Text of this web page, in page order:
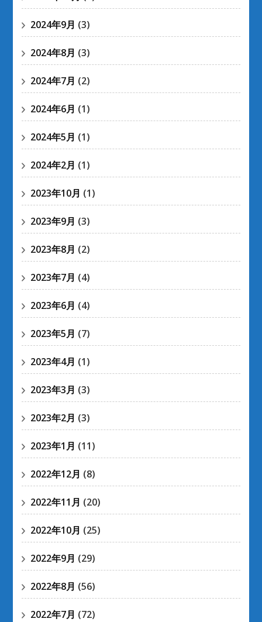
2024年9月 (3)
2024年8月 (3)
2024年7月 (2)
2024年6月 (1)
2024年5月 (1)
2024年2月 (1)
2023年10月 (1)
2023年9月 (3)
2023年8月 (2)
2023年7月 (4)
2023年6月 (4)
2023年5月 (7)
2023年4月 (1)
2023年3月 (3)
2023年2月 (3)
2023年1月 (11)
2022年12月 (8)
2022年11月 (20)
2022年10月 (25)
2022年9月 (29)
2022年8月 (56)
2022年7月 (72)